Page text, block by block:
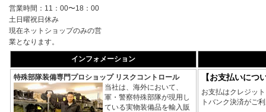
営業時間：11：00〜18：00
土日曜祝日休み
現在ネットショップのみの営
業となります。
インフォメーション
特殊部隊装備専門プロショップ リスクコントロール
当社は、海外において、
軍・警察特殊部隊が現用し
ている実物装備品を輸入販
【お支払いにつ
お支払はクレジッ
トバンク決済がご